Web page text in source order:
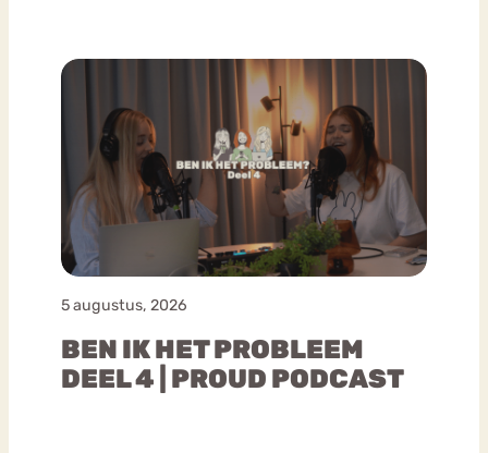
5 augustus, 2026
BEN IK HET PROBLEEM
DEEL 4 | PROUD PODCAST